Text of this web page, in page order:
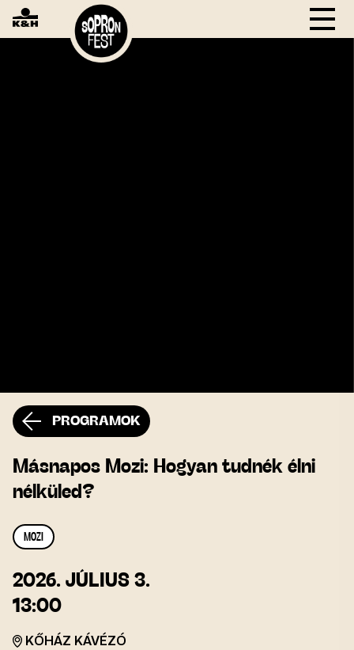
PROGRAMOK
Másnapos Mozi: Hogyan tudnék élni
nélküled?
MOZI
2026. JÚLIUS 3.
13:00
KŐHÁZ KÁVÉZÓ